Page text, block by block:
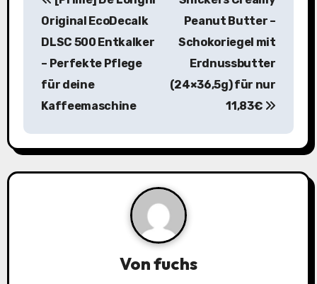
a
g
Original EcoDecalk
DLSC 500 Entkalker
– Perfekte Pflege
für deine
Kaffeemaschine
Peanut Butter –
Schokoriegel mit
Erdnussbutter
(24×36,5g) für nur
11,83€
Vonfuchs